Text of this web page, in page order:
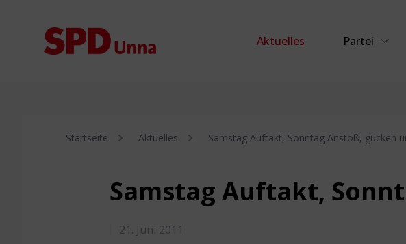
Aktuelles Partei
Startseite Aktuelles Samstag Auftakt, Sonntag Anstoß, gucken
Samstag Auftakt,
21. Juni 2011